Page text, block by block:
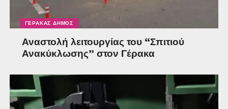
ΓΈΡΑΚΑΣ ΔΉΜΟΣ
Αναστολή λειτουργίας του “Σπιτιού
Ανακύκλωσης” στον Γέρακα